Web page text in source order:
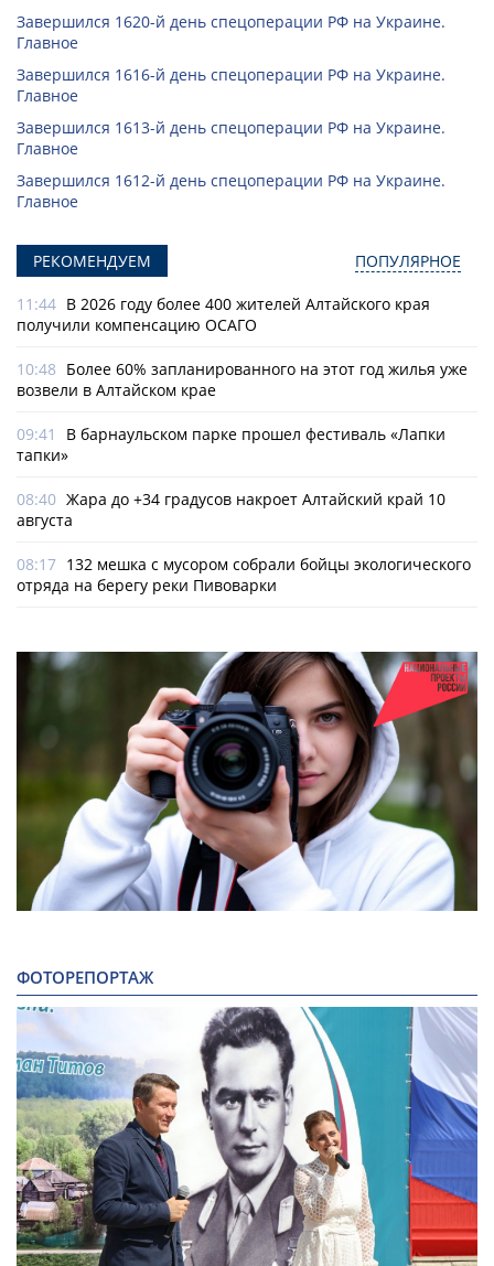
Завершился 1620-й день спецоперации РФ на Украине.
Главное
Завершился 1616-й день спецоперации РФ на Украине.
Главное
Завершился 1613-й день спецоперации РФ на Украине.
Главное
Завершился 1612-й день спецоперации РФ на Украине.
Главное
РЕКОМЕНДУЕМ ПОПУЛЯРНОЕ
11:44 В 2026 году более 400 жителей Алтайского края
получили компенсацию ОСАГО
10:48 Более 60% запланированного на этот год жилья уже
возвели в Алтайском крае
09:41
В барнаульском парке прошел фестиваль «Лапки
тапки»
08:40 Жара до +34 градусов накроет Алтайский край 10
августа
08:17 132 мешка с мусором собрали бойцы экологического
отряда на берегу реки Пивоварки
ФОТОРЕПОРТАЖ